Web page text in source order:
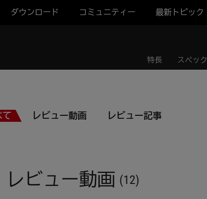
ダウンロード コミュニティー 最新トピック
特長 スペック
て レビュー動画 レビュー記事
レビュー動画 (12)